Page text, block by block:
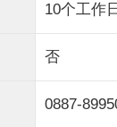
10个工作日
否
0887-